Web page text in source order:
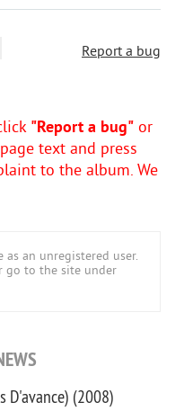
Report a bug
"Report a bug" or
text and press
to the album. We
an unregistered user.
go to the site under
D'avance) (2008)